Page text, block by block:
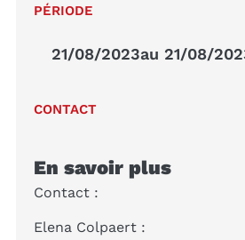
PÉRIODE
21/08/2023au 21/08/
CONTACT
En savoir plus
Contact :
Elena Colpaert :